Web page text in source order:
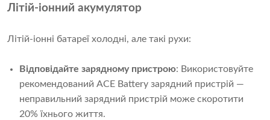
Літій-іонний акумулятор
Літій-іонні батареї холодні, але такі рухи:
Відповідайте зарядному пристрою: Використовуйте
рекомендований ACE Battery зарядний пристрій —
неправильний зарядний пристрій може скоротити
20% їхнього життя.